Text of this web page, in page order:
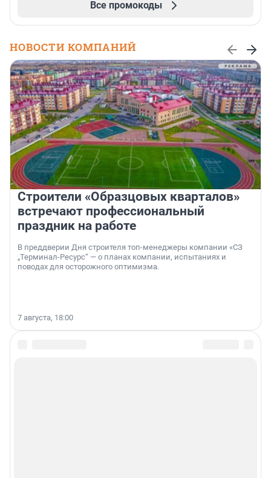
Все промокоды
НОВОСТИ КОМПАНИЙ
Строители «Образцовых кварталов»
встречают профессиональный
праздник на работе
В преддверии Дня строителя топ-менеджеры компании «СЗ
„Терминал-Ресурс“ — о планах компании, испытаниях и
поводах для осторожного оптимизма.
7 августа, 18:00